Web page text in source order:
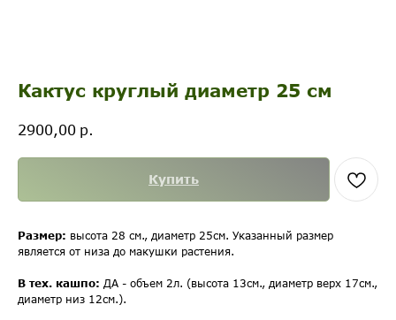
Кактус круглый диаметр 25 см
2900,00 р.
Купить
Размер: высота 28 см., диаметр 25см. Указанный размер
является от низа до макушки растения.
В тех. кашпо: ДА - объем 2л. (высота 13см., диаметр верх 17см.,
диаметр низ 12см.).